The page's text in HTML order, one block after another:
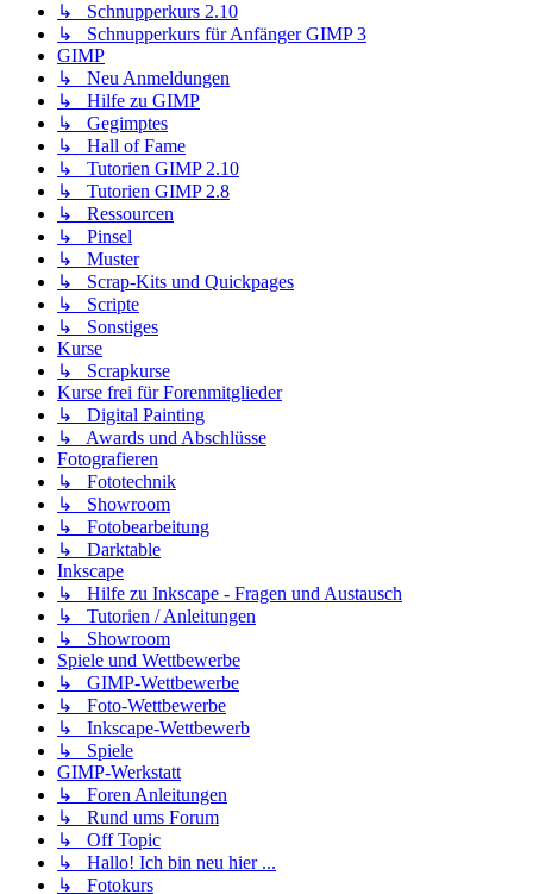
↳ Schnupperkurs 2.10
↳ Schnupperkurs für Anfänger GIMP 3
GIMP
↳ Neu Anmeldungen
↳ Hilfe zu GIMP
↳ Gegimptes
↳ Hall of Fame
↳ Tutorien GIMP 2.10
↳ Tutorien GIMP 2.8
↳ Ressourcen
↳ Pinsel
↳ Muster
↳ Scrap-Kits und Quickpages
↳ Scripte
↳ Sonstiges
Kurse
↳ Scrapkurse
Kurse frei für Forenmitglieder
↳ Digital Painting
↳ Awards und Abschlüsse
Fotografieren
↳ Fototechnik
↳ Showroom
↳ Fotobearbeitung
↳ Darktable
Inkscape
↳ Hilfe zu Inkscape - Fragen und Austausch
↳ Tutorien / Anleitungen
↳ Showroom
Spiele und Wettbewerbe
↳ GIMP-Wettbewerbe
↳ Foto-Wettbewerbe
↳ Inkscape-Wettbewerb
↳ Spiele
GIMP-Werkstatt
↳ Foren Anleitungen
↳ Rund ums Forum
↳ Off Topic
↳ Hallo! Ich bin neu hier ...
↳ Fotokurs